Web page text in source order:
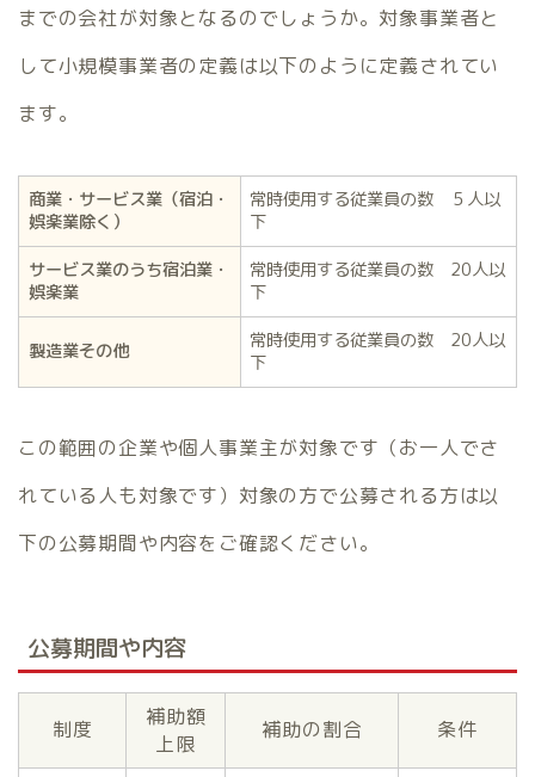
までの会社が対象となるのでしょうか。対象事業者と
して小規模事業者の定義は以下のように定義されてい
ます。
商業・サービス業（宿泊・
娯楽業除く）
常時使用する従業員の数 ５人以
下
サービス業のうち宿泊業・
娯楽業
常時使用する従業員の数 20人以
下
製造業その他
常時使用する従業員の数 20人以
下
この範囲の企業や個人事業主が対象です（お一人でさ
れている人も対象です）対象の方で公募される方は以
下の公募期間や内容をご確認ください。
公募期間や内容
制度
補助額
上限
補助の割合 条件